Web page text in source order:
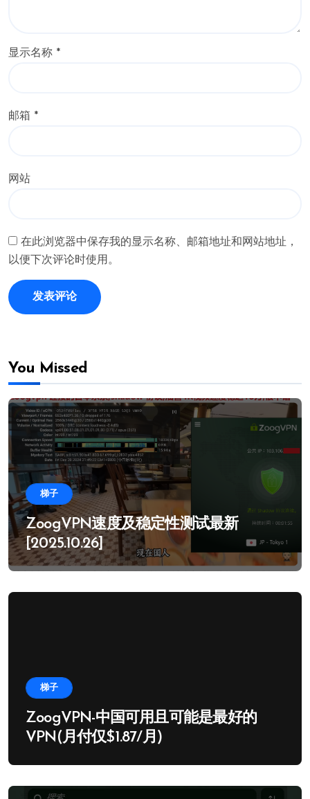
显示名称 *
邮箱 *
网站
在此浏览器中保存我的显示名称、邮箱地址和网站地址，
以便下次评论时使用。
You Missed
梯子
ZoogVPN速度及稳定性测试最新
[2025.10.26]
梯子
ZoogVPN-中国可用且可能是最好的
VPN(月付仅$1.87/月)